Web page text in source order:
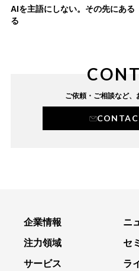
AIを主語にしない。その先にある
る
ご依頼・ご相談など、
企業情報
注力領域
サービス
ニ
セ
ラ